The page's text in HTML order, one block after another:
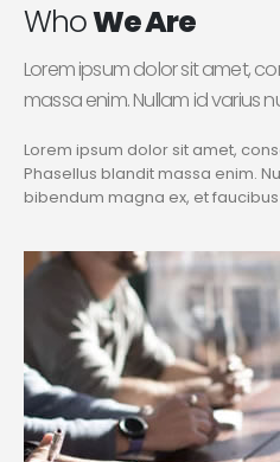
WhoWe Are
Lorem ipsum dolor sit amet,
massa enim. Nullam id varius
Lorem ipsum dolor sit amet,
Phasellus blandit massa enim.
bibendum magna ex, et